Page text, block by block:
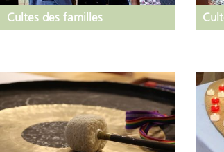
Cultes des familles